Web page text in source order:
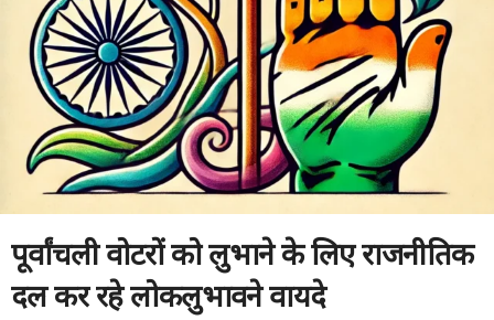
पूर्वांचली वोटरों को लुभाने के लिए राजनीतिक
दल कर रहे लोकलुभावने वायदे